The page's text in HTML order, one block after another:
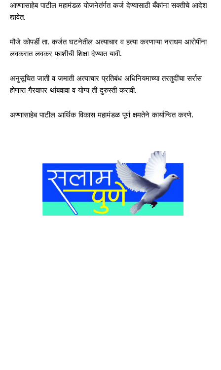
आण्णासाहेब पाटील महामंडळ योजनेतंर्गत कर्ज देण्यासाठी बँकांना सक्तीचे आदेश
द्यावेत.
मौजे कोपर्डी ता. कर्जत घटनेतील अत्याचार व हत्या करणाऱ्या नराधम आरोपींना
लवकरात लवकर फाशीची शिक्षा देण्यात यावी.
अनुसूचित जाती व जमाती अत्याचार प्रतिबंध अधिनियमाच्या तरतुदींचा सर्रास
होणारा गैरवापर थांबवावा व योग्य ती दुरुस्ती करावी.
अण्णासाहेब पाटील आर्थिक विकास महामंडळ पूर्ण क्षमतेने कार्यान्वित करणे.